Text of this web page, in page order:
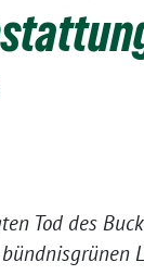
Tod des